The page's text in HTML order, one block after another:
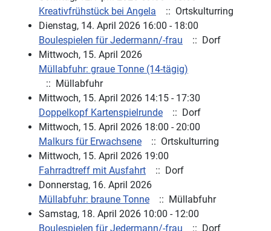
Kreativfrühstück bei Angela
:: Ortskulturring
Dienstag, 14. April 2026 16:00 - 18:00
Boulespielen für Jedermann/-frau
:: Dorf
Mittwoch, 15. April 2026
Müllabfuhr: graue Tonne (14-tägig)
:: Müllabfuhr
Mittwoch, 15. April 2026 14:15 - 17:30
Doppelkopf Kartenspielrunde
:: Dorf
Mittwoch, 15. April 2026 18:00 - 20:00
Malkurs für Erwachsene
:: Ortskulturring
Mittwoch, 15. April 2026 19:00
Fahrradtreff mit Ausfahrt
:: Dorf
Donnerstag, 16. April 2026
Müllabfuhr: braune Tonne
:: Müllabfuhr
Samstag, 18. April 2026 10:00 - 12:00
Boulespielen für Jedermann/-frau
:: Dorf